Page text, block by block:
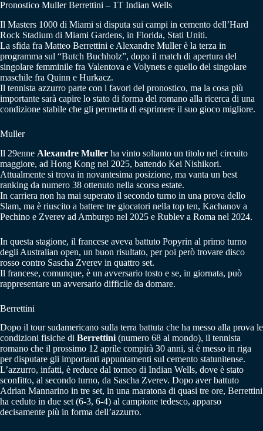
Pronostico Muller Berrettini – 1T Indian Wells
Il Masters 1000 di Miami si disputa sui campi in cemento dell’Hard
Rock Stadium di Miami Gardens, in Florida, Stati Uniti.
La sfida fra Matteo Berrettini e Alexandre Muller è la terza in
programma sul “Butch Buchholz”, dopo il match di apertura del
singolare femminile fra Valentova e Volynets e quello del singolare
maschile fra Quinn e Hurkacz.
Il tennista azzurro parte con i favori del pronostico, ma la cosa più
importante sarà capire lo stato di forma del romano alla ricerca di una
condizione stabile che gli permetta di esprimere il suo gioco migliore.
Muller
Il 29enne Alexandre Muller ha vinto soltanto un titolo nel circuito
maggiore, ad Hong Kong nel 2025, battendo Kei Nishikori.
Attualmente si trova in novantesima posizione, ma vanta un best
ranking da numero 38 ottenuto nella scorsa estate.
In carriera non ha mai superato il secondo turno in una prova dello
Slam, ma è riuscito a battere tre giocatori nella top ten, Kachanov a
Pechino e Zverev ad Amburgo nel 2025 e Rublev a Roma nel 2024.
In questa stagione, il francese aveva battuto Popyrin al primo turno
degli Australian open, un buon risultato, per poi però trovare disco
rosso contro Sascha Zverev in quattro set.
Il francese, comunque, è un avversario tosto e se, in giornata, può
rappresentare un avversario difficile da domare.
Berrettini
Dopo il tour sudamericano sulla terra battuta che ha messo alla prova le
condizioni fisiche di Berrettini (numero 68 al mondo), il tennista
romano che il prossimo 12 aprile compirà 30 anni, si è messo in riga
per disputare gli importanti appuntamenti sul cemento statunitense.
L’azzurro, infatti, è reduce dal torneo di Indian Wells, dove è stato
sconfitto, al secondo turno, da Sascha Zverev. Dopo aver battuto
Adrian Mannarino in tre set, in una maratona di quasi tre ore, Berrettini
ha ceduto in due set (6-3, 6-4) al campione tedesco, apparso
decisamente più in forma dell’azzurro.